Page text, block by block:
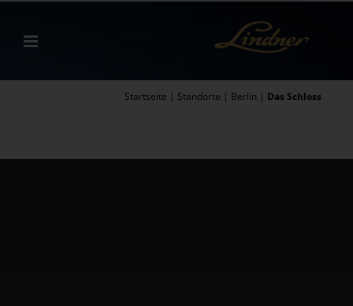
springen
Startseite | Standorte | Berlin | Das Schloss